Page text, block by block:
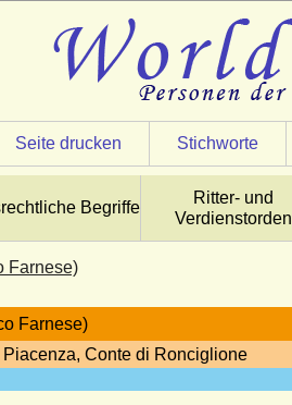
Seite drucken Stichworte
Begriffe
Ritter- und
Verdienstorden
Farnese)
Farnese)
Conte di Ronciglione